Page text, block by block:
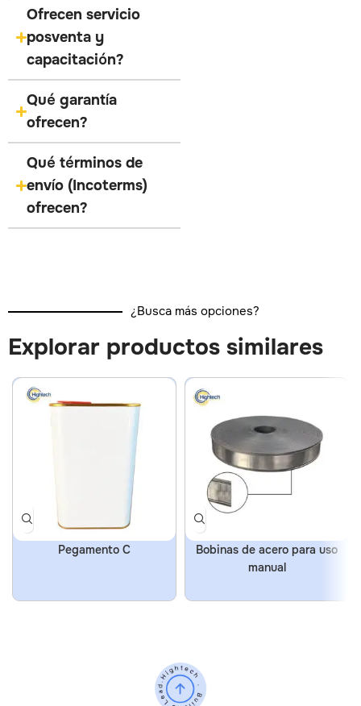
Ofrecen servicio
posventa y
capacitación?
Qué garantía
ofrecen?
Qué términos de
envío (Incoterms)
ofrecen?
¿Busca más opciones?
Explorar productos similares
Pegamento C
Bobinas de acero para uso
manual